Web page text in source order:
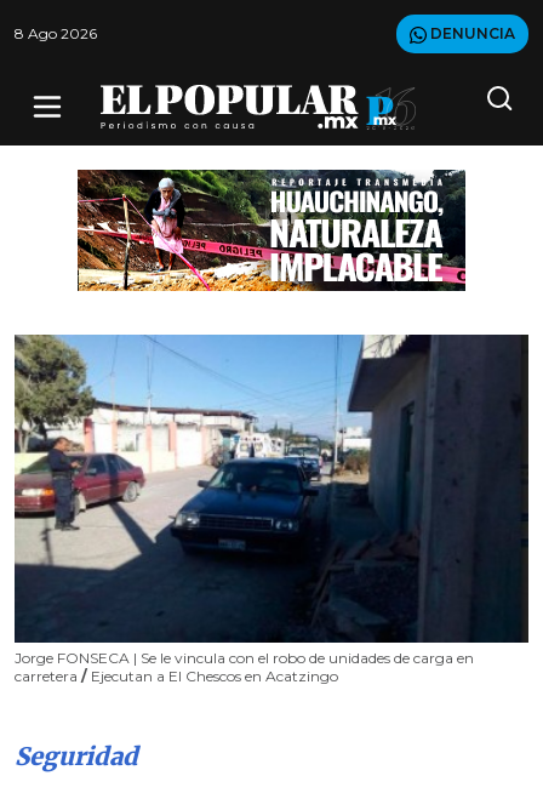
8 Ago 2026 DENUNCIA
Jorge FONSECA | Se le vincula con el robo de unidades de carga en
carretera / Ejecutan a El Chescos en Acatzingo
Seguridad